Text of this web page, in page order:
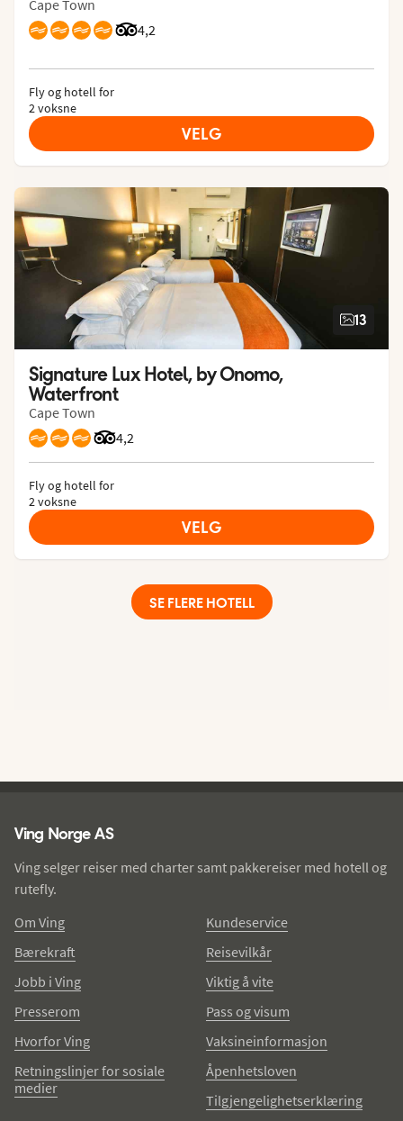
Cape Town
4,2
Vurdering fra Tripadvisor: 4.2 of 5
Fly og hotell for
2 voksne
VELG
13
Signature Lux Hotel, by Onomo,
Waterfront
Cape Town
4,2
Vurdering fra Tripadvisor: 4.2 of 5
Fly og hotell for
2 voksne
VELG
SE FLERE HOTELL
Ving Norge AS
Ving selger reiser med charter samt pakkereiser med hotell og
rutefly.
Om Ving
Bærekraft
Jobb i Ving
Presserom
Hvorfor Ving
Retningslinjer for sosiale
medier
Kundeservice
Reisevilkår
Viktig å vite
Pass og visum
Vaksineinformasjon
Åpenhetsloven
Tilgjengelighetserklæring